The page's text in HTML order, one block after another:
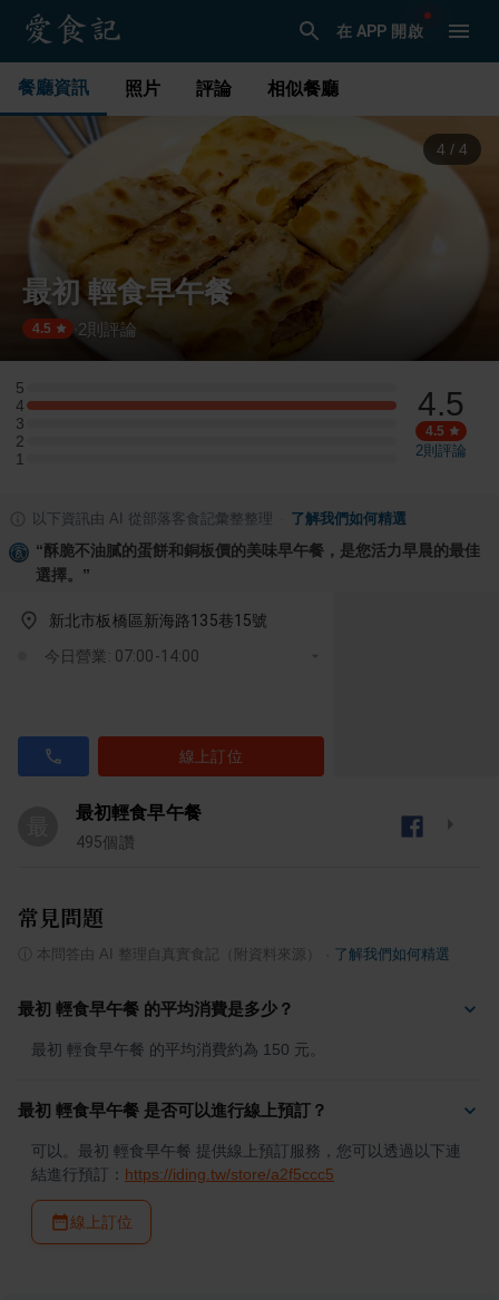
在 APP 開啟
餐廳資訊 照片 評論 相似餐廳
1 / 4
最初 輕食早午餐
4.5 2 則評論
5
5 星：0 則評論
4
4 星：1 則評論
3
3 星：0 則評論
2
2 星：0 則評論
1
1 星：0 則評論
4.5
4.5
2則評論
以下資訊由 AI 從部落客食記彙整整理 了解我們如何精選
“酥脆不油膩的蛋餅和銅板價的美味早午餐，是您活力早晨的最佳
選擇。 ”
新北市板橋區新海路135巷15號
今日營業: 07:00-14:00
線上訂位
最初輕食早午餐
495個讚
常見問題
本問答由 AI 整理自真實食記（附資料來源） 了解我們如何精選
最初 輕食早午餐 的平均消費是多少？
最初 輕食早午餐 的平均消費約為 150 元。
最初 輕食早午餐 是否可以進行線上預訂？
可以。最初 輕食早午餐 提供線上預訂服務，您可以透過以下連
結進行預訂： https://iding.tw/store/a2f5ccc5
線上訂位